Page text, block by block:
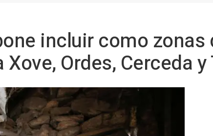
incluir como zonas
Ordes, Cerceda